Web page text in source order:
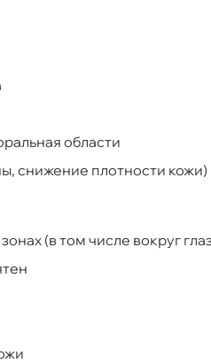
области
снижение плотности кожи)
(в том числе вокруг